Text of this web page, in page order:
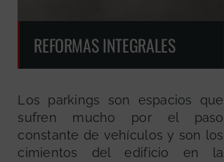
REFORMAS INTEGRALES
Los parkings son espacios que
sufren mucho por el paso
constante de vehículos y son los
cimientos del edificio en la